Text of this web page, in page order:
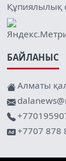
Құпиялылық
БАЙЛАНЫС
Алматы
+7707 878